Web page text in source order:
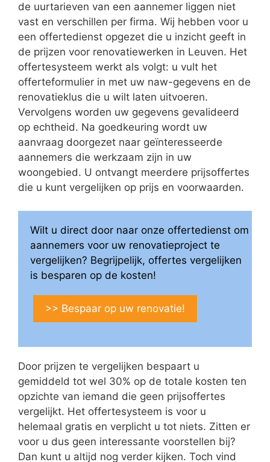
de uurtarieven van een aannemer liggen niet
vast en verschillen per firma. Wij hebben voor u
een offertedienst opgezet die u inzicht geeft in
de prijzen voor renovatiewerken in Leuven. Het
offertesysteem werkt als volgt: u vult het
offerteformulier in met uw naw-gegevens en de
renovatieklus die u wilt laten uitvoeren.
Vervolgens worden uw gegevens gevalideerd
op echtheid. Na goedkeuring wordt uw
aanvraag doorgezet naar geïnteresseerde
aannemers die werkzaam zijn in uw
woongebied. U ontvangt meerdere prijsoffertes
die u kunt vergelijken op prijs en voorwaarden.
Wilt u direct door naar onze offertedienst om
aannemers voor uw renovatieproject te
vergelijken? Begrijpelijk, offertes vergelijken
is besparen op de kosten!
>> Bespaar op uw renovatie!
Door prijzen te vergelijken bespaart u
gemiddeld tot wel 30% op de totale kosten ten
opzichte van iemand die geen prijsoffertes
vergelijkt. Het offertesysteem is voor u
helemaal gratis en verplicht u tot niets. Zitten er
voor u dus geen interessante voorstellen bij?
Dan kunt u altijd nog verder kijken. Toch vind